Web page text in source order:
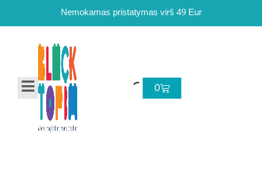
Nemokamas pristatymas virš 49 Eur
0
Cart